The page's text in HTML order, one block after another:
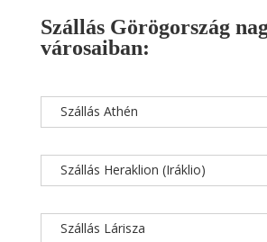
Szállás Görögország
városaiban:
Szállás Athén
Szállás Heraklion (Iráklio)
Szállás Lárisza